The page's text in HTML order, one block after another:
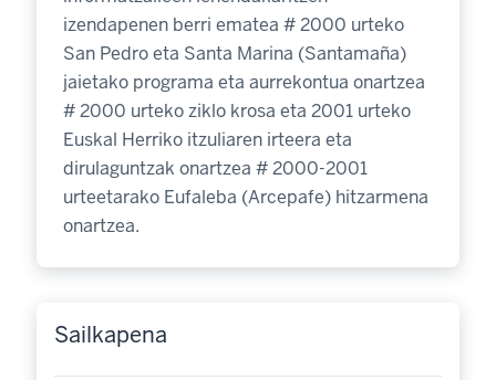
izendapenen berri ematea # 2000 urteko
San Pedro eta Santa Marina (Santamaña)
jaietako programa eta aurrekontua onartzea
# 2000 urteko ziklo krosa eta 2001 urteko
Euskal Herriko itzuliaren irteera eta
dirulaguntzak onartzea # 2000-2001
urteetarako Eufaleba (Arcepafe) hitzarmena
onartzea.
Sailkapena